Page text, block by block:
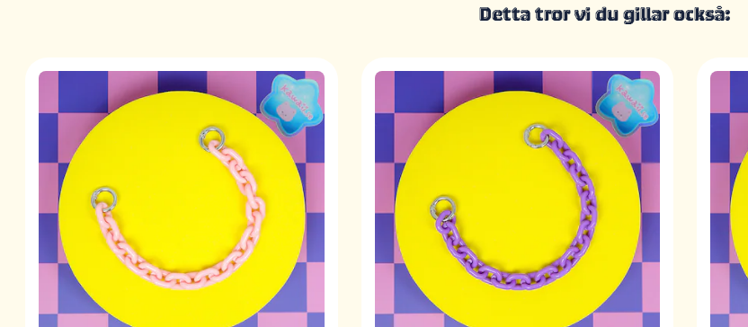
Detta tror vi du gillar också: